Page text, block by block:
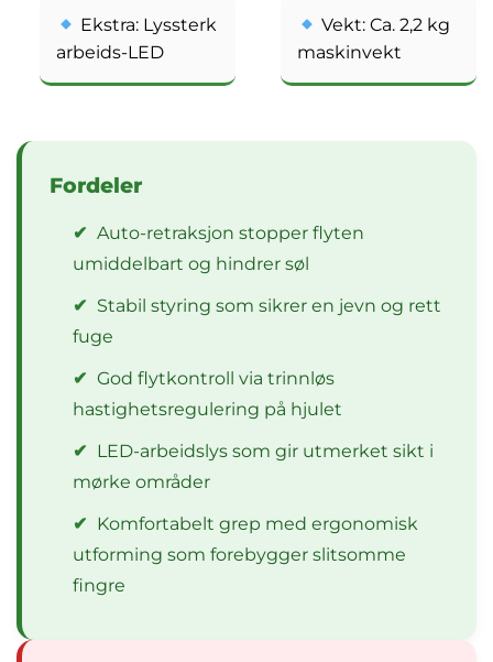
Ekstra: Lyssterk
arbeids-LED
Vekt: Ca. 2,2 kg
maskinvekt
Fordeler
✔ Auto-retraksjon stopper flyten
umiddelbart og hindrer søl
✔ Stabil styring som sikrer en jevn og rett
fuge
✔ God flytkontroll via trinnløs
hastighetsregulering på hjulet
✔ LED-arbeidslys som gir utmerket sikt i
mørke områder
✔ Komfortabelt grep med ergonomisk
utforming som forebygger slitsomme
fingre